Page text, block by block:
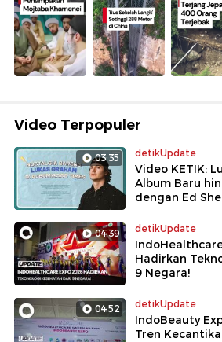
Video Terpopuler
03:35 detikUpdate
Video KETIK:
Album Baru
dengan Ed
04:39 detikUpdate
Hadirkan
9 Negara!
04:52 detikUpdate
IndoBeauty
Tren